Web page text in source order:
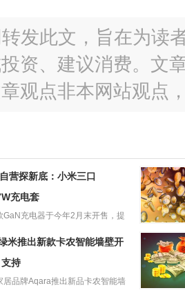
发此文，旨在为读
资、建议消费。文
观点非本网站观点
营探新底：小米三口
充电套
GaN充电器于今年2月末开售，提
《英雄联
服13.11
再支持32
米推出新款卡农智能墙壁开
持
居品牌Aqara推出新品卡农智能墙